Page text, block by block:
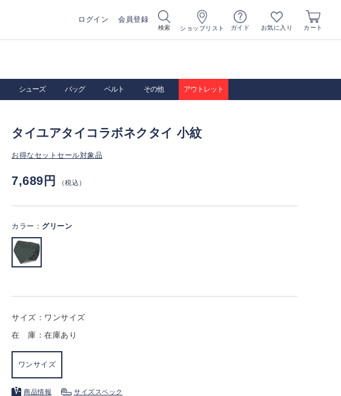
ログイン 会員登録
検索 ショップリスト ガイド お気に入り カート
シューズ バッグ ベルト その他 アウトレット
タイユアタイコラボネクタイ 小紋
お得なセットセール対象品
7,689円 （税込）
カラー： グリーン
サイズ：ワンサイズ
在 庫：在庫あり
ワンサイズ
商品情報 サイズスペック